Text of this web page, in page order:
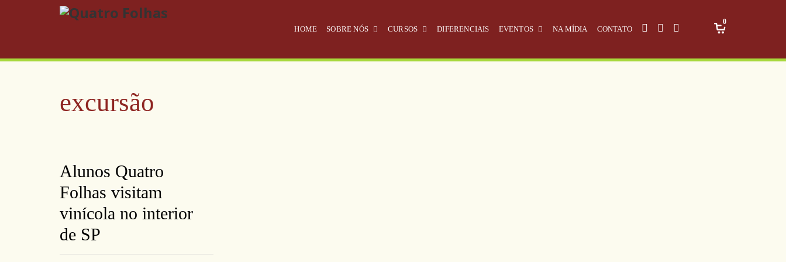
0
HOME SOBRE NÓS CURSOS DIFERENCIAIS EVENTOS NA MÍDIA CONTATO
excursão
Alunos Quatro
Folhas visitam
vinícola no interior
de SP